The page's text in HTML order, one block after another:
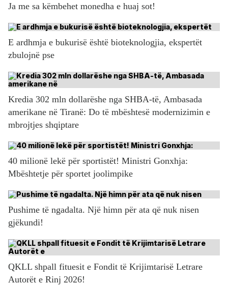
Ja me sa këmbehet monedha e huaj sot!
E ardhmja e bukurisë është bioteknologjia, ekspertët
zbulojnë pse
Kredia 302 mln dollarëshe nga SHBA-të, Ambasada
amerikane në Tiranë: Do të mbështesë modernizimin e
mbrojtjes shqiptare
40 milionë lekë për sportistët! Ministri Gonxhja:
Mbështetje për sportet joolimpike
Pushime të ngadalta. Një himn për ata që nuk nisen
gjëkundi!
QKLL shpall fituesit e Fondit të Krijimtarisë Letrare
Autorët e Rinj 2026!